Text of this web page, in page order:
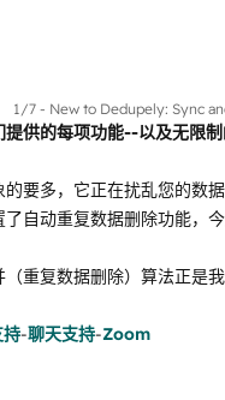
1/7 - New to Dedupely: Sync
供的每项功能--以及无限
要多，它正在扰乱您的数
自动重复数据删除功能，
重复数据删除）算法正是
-聊天支持-Zoom